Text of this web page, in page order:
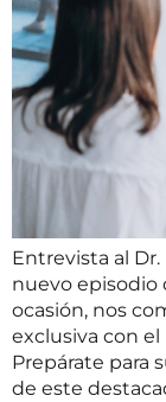
Entrevista al Dr.
nuevo episodio
ocasión, nos
exclusiva con el
Prepárate para
de este